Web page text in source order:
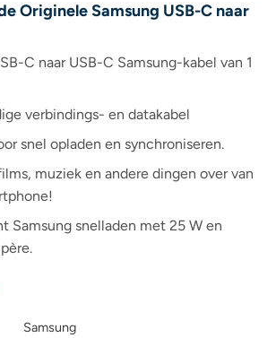
Originele Samsung USB-C naar
C naar USB-C Samsung-kabel van 1
verbindings- en datakabel
snel opladen en synchroniseren.
muziek en andere dingen over van
Samsung snelladen met 25 W en
Samsung